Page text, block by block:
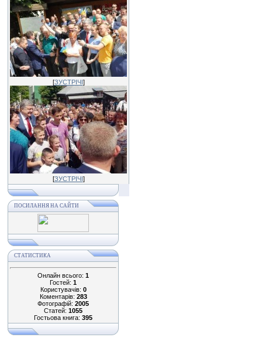
[ЗУСТРІЧІ]
[ЗУСТРІЧІ]
ПОСИЛАННЯ НА САЙТИ
СТАТИСТИКА
Онлайн всього: 1
Гостей: 1
Користувачів: 0
Коментарів: 283
Фотографій: 2005
Статей: 1055
Гостьова книга: 395